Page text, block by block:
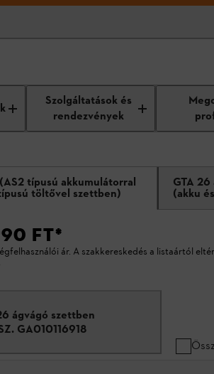
Szolgáltatások és
rendezvények
típusú akkumulátorral
töltővel szettben)
GTA
(akku
FT*
ár. A szakkereskedés a listaártól
ágvágó szettben
GA010116918